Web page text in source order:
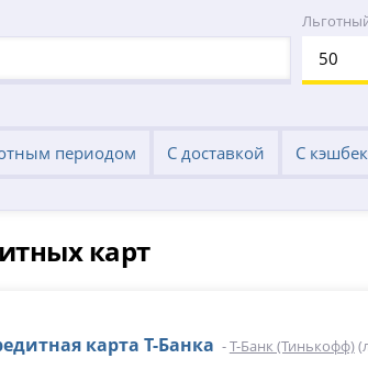
периодом С доставкой С
карт
карта Т-Банка -Т-Банк (Тинькофф)